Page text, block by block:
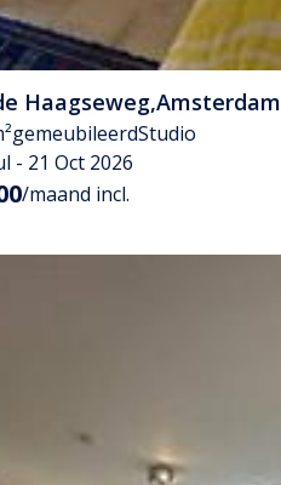
Haagseweg,Amsterdam
gemeubileerdStudio
- 21 Oct 2026
/maand incl.